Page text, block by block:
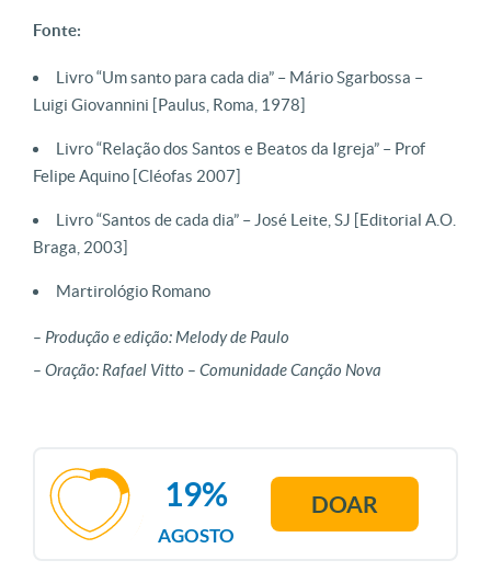
Fonte:
Livro “Um santo para cada dia” – Mário Sgarbossa –
Luigi Giovannini [Paulus, Roma, 1978]
Livro “Relação dos Santos e Beatos da Igreja” – Prof
Felipe Aquino [Cléofas 2007]
Livro “Santos de cada dia” – José Leite, SJ [Editorial A.O.
Braga, 2003]
Martirológio Romano
– Produção e edição: Melody de Paulo
– Oração: Rafael Vitto – Comunidade Canção Nova
AGOSTO
19% DOAR